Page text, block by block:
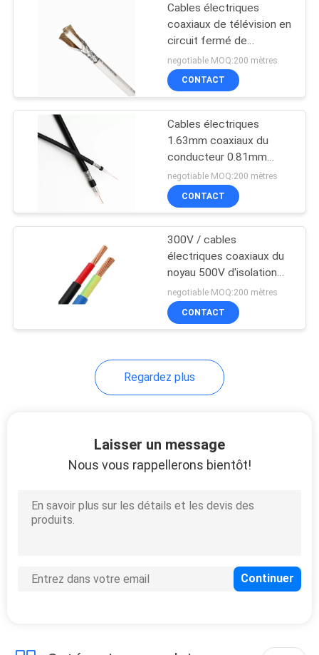
câbles isolés par
PVC
Câble empaqueté
par antenne
câble résistant au
nul d'halogène
Cables électriques
coaxiaux de télévision en
circuit fermé de
l'isolation 50ohm 75ohm
RG58 RG59 de PE
negotiable MOQ:200 mètres
CONTACT
Cables électriques
1.63mm coaxiaux du
conducteur 0.81mm
d'OFC pour la télévision
negotiable MOQ:200 mètres
CONTACT
300V / cables
électriques coaxiaux du
noyau 500V d'isolation
multi de PVC
negotiable MOQ:200 mètres
CONTACT
Regardez plus
Laisser un message
Nous vous rappellerons bientôt!